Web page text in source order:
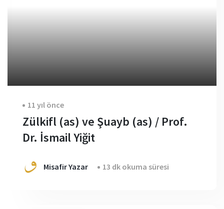
11 yıl önce
Zülkifl (as) ve Şuayb (as) / Prof.
Dr. İsmail Yiğit
Misafir Yazar 13 dk okuma süresi